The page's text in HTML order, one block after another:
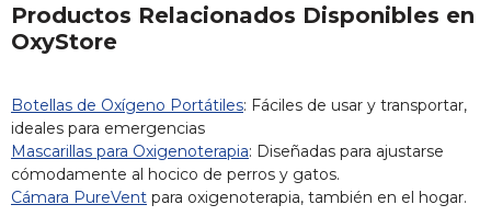
Productos Relacionados Disponibles en
OxyStore
Botellas de Oxígeno Portátiles: Fáciles de usar y transportar,
ideales para emergencias
Mascarillas para Oxigenoterapia: Diseñadas para ajustarse
cómodamente al hocico de perros y gatos.
Cámara PureVent para oxigenoterapia, también en el hogar.